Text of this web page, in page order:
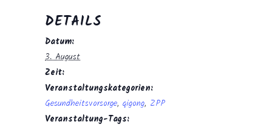
DETAILS
Datum:
3. August
Zeit:
Veranstaltungskategorien:
Gesundheitsvorsorge, qigong, ZPP
Veranstaltung-Tags: